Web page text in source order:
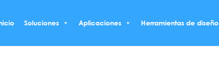
Soluciones Aplicaciones Herramientas de diseño